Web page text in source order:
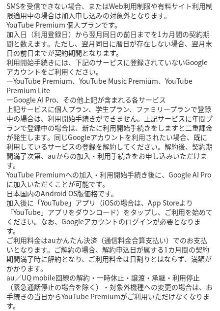
SMSを受信できない場合、またはWeb利用制限や有料サイト利用制
限適用中の場合は加入申し込みの対象外となります。
YouTube Premium 個人プランです。
加入日（利用登録日）から翌月同日の前日までを1カ月間の契約期
間と数えます。ただし、翌月同日に暦日が存在しない場合、翌月末
日の前日までが契約期間となります。
利用開始手続きには、下記のサービスに登録されていないGoogle
アカウントをご利用ください。
ーYouTube Premium、YouTube Music Premium、YouTube
Premium Lite
ーGoogle AI Pro、その他上記が含まれる各サービス
上記サービスに個人プラン、学生プラン、ファミリープランで登録
中の場合は、利用開始手続きができません。上記サービスに年間プ
ランで登録中の場合は、新たに利用開始手続きをしますと二重課金
が発生します。同じGoogleアカウントを利用されたい場合、既に
利用しているサービスの登録を解約してください。解約後、契約期
間満了次第、auからの加入・利用手続きをお申し込みいただけま
す。
YouTube Premiumへの加入・利用開始手続き後に、Google AI Pro
に加入いただくことが可能です。
日本国内のAndroid OS版価格です。
加入後に「YouTube」アプリ（iOSの場合は、App Storeより
「YouTube」アプリをダウンロード）をタップし、ご利用を始めて
ください。なお、Googleアカウントのログインが必要となりま
す。
ご利用料金はauかんたん決済（通信料金合算支払い）でのお支払
いとなります。ご解約の場合、解約申込日が属する1カ月間の契約
期間満了時に解約となり、ご利用料金は日割りとはならず、満額が
かかります。
au／UQ mobile回線の解約・一時休止・譲渡・承継・利用停止
（緊急通話停止の場合を除く）・対象外機種への変更の場合は、お
手続きの当日からYouTube Premiumがご利用いただけなくなりま
す。